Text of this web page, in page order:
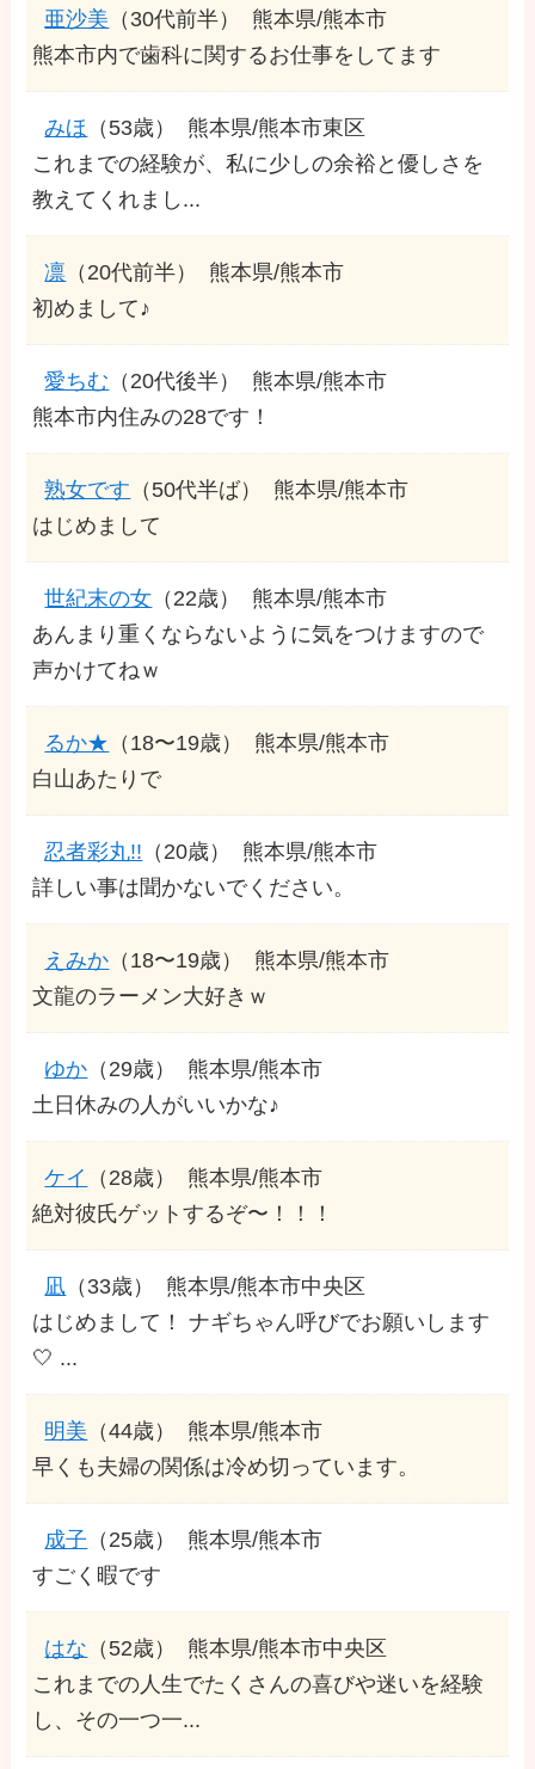
亜沙美 （30代前半）
熊本県/熊本市
熊本市内で歯科に関するお仕事をしてます
みほ （53歳）
熊本県/熊本市東区
これまでの経験が、私に少しの余裕と優しさを
教えてくれまし...
凛 （20代前半）
熊本県/熊本市
初めまして♪
愛ちむ （20代後半）
熊本県/熊本市
熊本市内住みの28です！
熟女です （50代半ば）
熊本県/熊本市
はじめまして
世紀末の女 （22歳）
熊本県/熊本市
あんまり重くならないように気をつけますので
声かけてねｗ
るか★ （18〜19歳）
熊本県/熊本市
白山あたりで
忍者彩丸!! （20歳）
熊本県/熊本市
詳しい事は聞かないでください。
えみか （18〜19歳）
熊本県/熊本市
文龍のラーメン大好きｗ
ゆか （29歳）
熊本県/熊本市
土日休みの人がいいかな♪
ケイ （28歳）
熊本県/熊本市
絶対彼氏ゲットするぞ〜！！！
凪 （33歳）
熊本県/熊本市中央区
はじめまして！ ナギちゃん呼びでお願いします
🤍 ...
明美 （44歳）
熊本県/熊本市
早くも夫婦の関係は冷め切っています。
成子 （25歳）
熊本県/熊本市
すごく暇です
はな （52歳）
熊本県/熊本市中央区
これまでの人生でたくさんの喜びや迷いを経験
し、その一つ一...